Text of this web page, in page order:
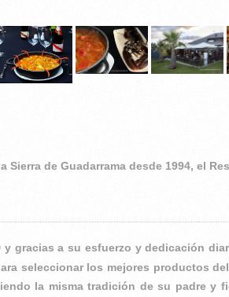
de Guadarrama desde 1994, el
y gracias a su esfuerzo y dedicación
seleccionar los mejores productos
la misma tradición de su padre y